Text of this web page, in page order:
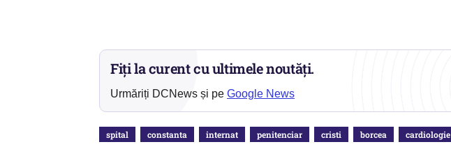
Fiți la curent cu ultimele noutăți.
Urmăriți DCNews și pe Google News
spital constanta internat penitenciar cristi borcea cardiologie